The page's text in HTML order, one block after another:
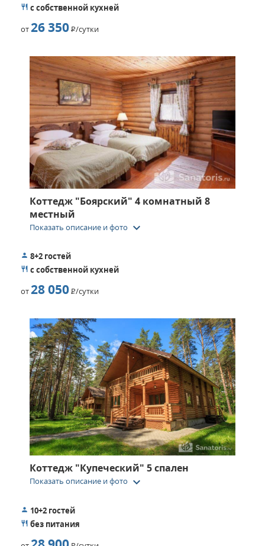
с собственной кухней
от26 350Р/сутки
Коттедж "Боярский" 4 комнатный 8
местный
Показать описание и фото keyboard_arrow_down
8+2 гостей
с собственной кухней
от28 050Р/сутки
Коттедж "Купеческий" 5 спален
Показать описание и фото keyboard_arrow_down
10+2 гостей
без питания